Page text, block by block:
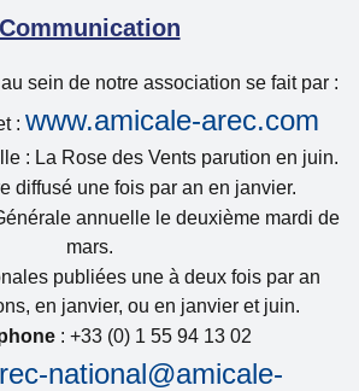
Communication
sein de notre association se fait par :
: www.amicale-arec.com
: La Rose des Vents parution en juin.
diffusé une fois par an en janvier.
annuelle le deuxième mardi de
mars.
publiées une à deux fois par an
en janvier, ou en janvier et juin.
: +33 (0) 1 55 94 13 02
national@amicale-